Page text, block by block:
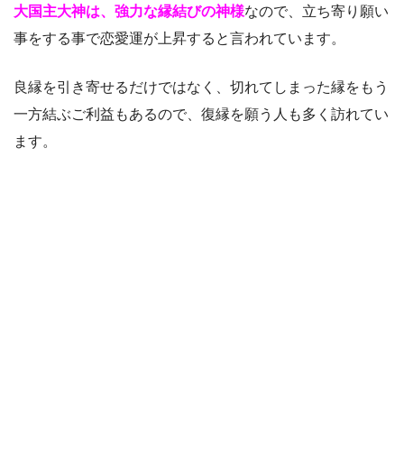
大国主大神は、強力な縁結びの神様なので、立ち寄り願い
事をする事で恋愛運が上昇すると言われています。
良縁を引き寄せるだけではなく、切れてしまった縁をもう
一方結ぶご利益もあるので、復縁を願う人も多く訪れてい
ます。